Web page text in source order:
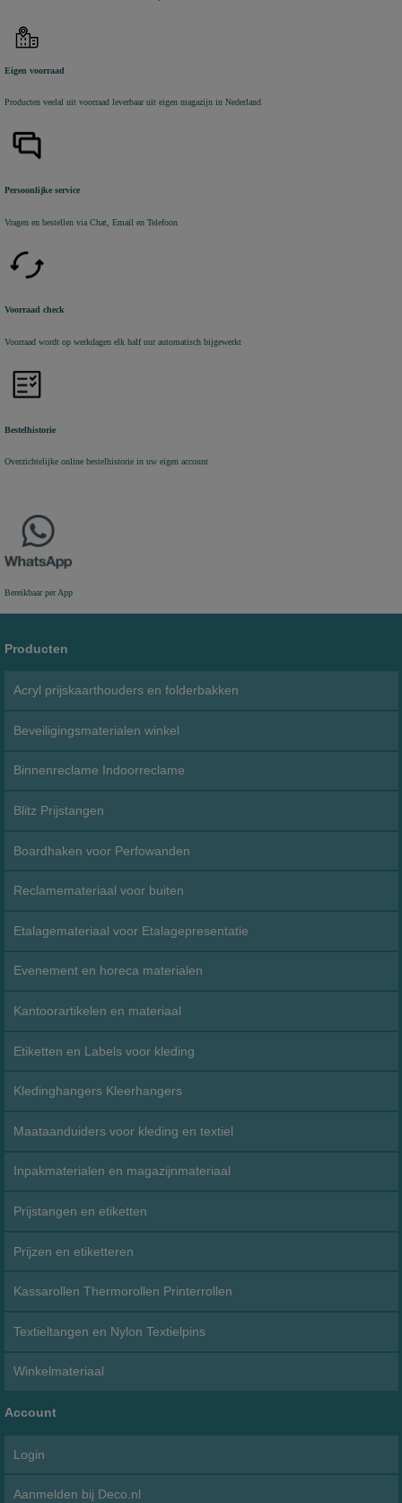
Eigen voorraad
Producten veelal uit voorraad leverbaar uit eigen magazijn in Nederland
Persoonlijke service
Vragen en bestellen via Chat, Email en Telefoon
Voorraad check
Voorraad wordt op werkdagen elk half uur automatisch bijgewerkt
Bestelhistorie
Overzichtelijke online bestelhistorie in uw eigen account
Bereikbaar per App
Producten
Acryl prijskaarthouders en folderbakken
Beveiligingsmaterialen winkel
Binnenreclame Indoorreclame
Blitz Prijstangen
Boardhaken voor Perfowanden
Reclamemateriaal voor buiten
Etalagemateriaal voor Etalagepresentatie
Evenement en horeca materialen
Kantoorartikelen en materiaal
Etiketten en Labels voor kleding
Kledinghangers Kleerhangers
Maataanduiders voor kleding en textiel
Inpakmaterialen en magazijnmateriaal
Prijstangen en etiketten
Prijzen en etiketteren
Kassarollen Thermorollen Printerrollen
Textieltangen en Nylon Textielpins
Winkelmateriaal
Account
Login
Aanmelden bij Deco.nl